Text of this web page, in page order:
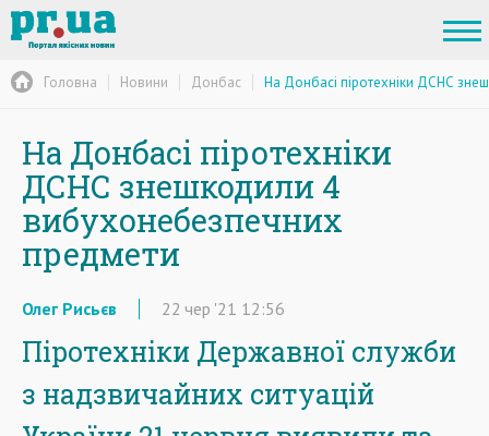
Головна Новини Донбас На Донбасі піротехніки ДСНС
На Донбасі піротехніки
ДСНС знешкодили 4
вибухонебезпечних
предмети
Олег Рисьєв 22 чер '21 12:56
Піротехніки Державної служби
з надзвичайних ситуацій